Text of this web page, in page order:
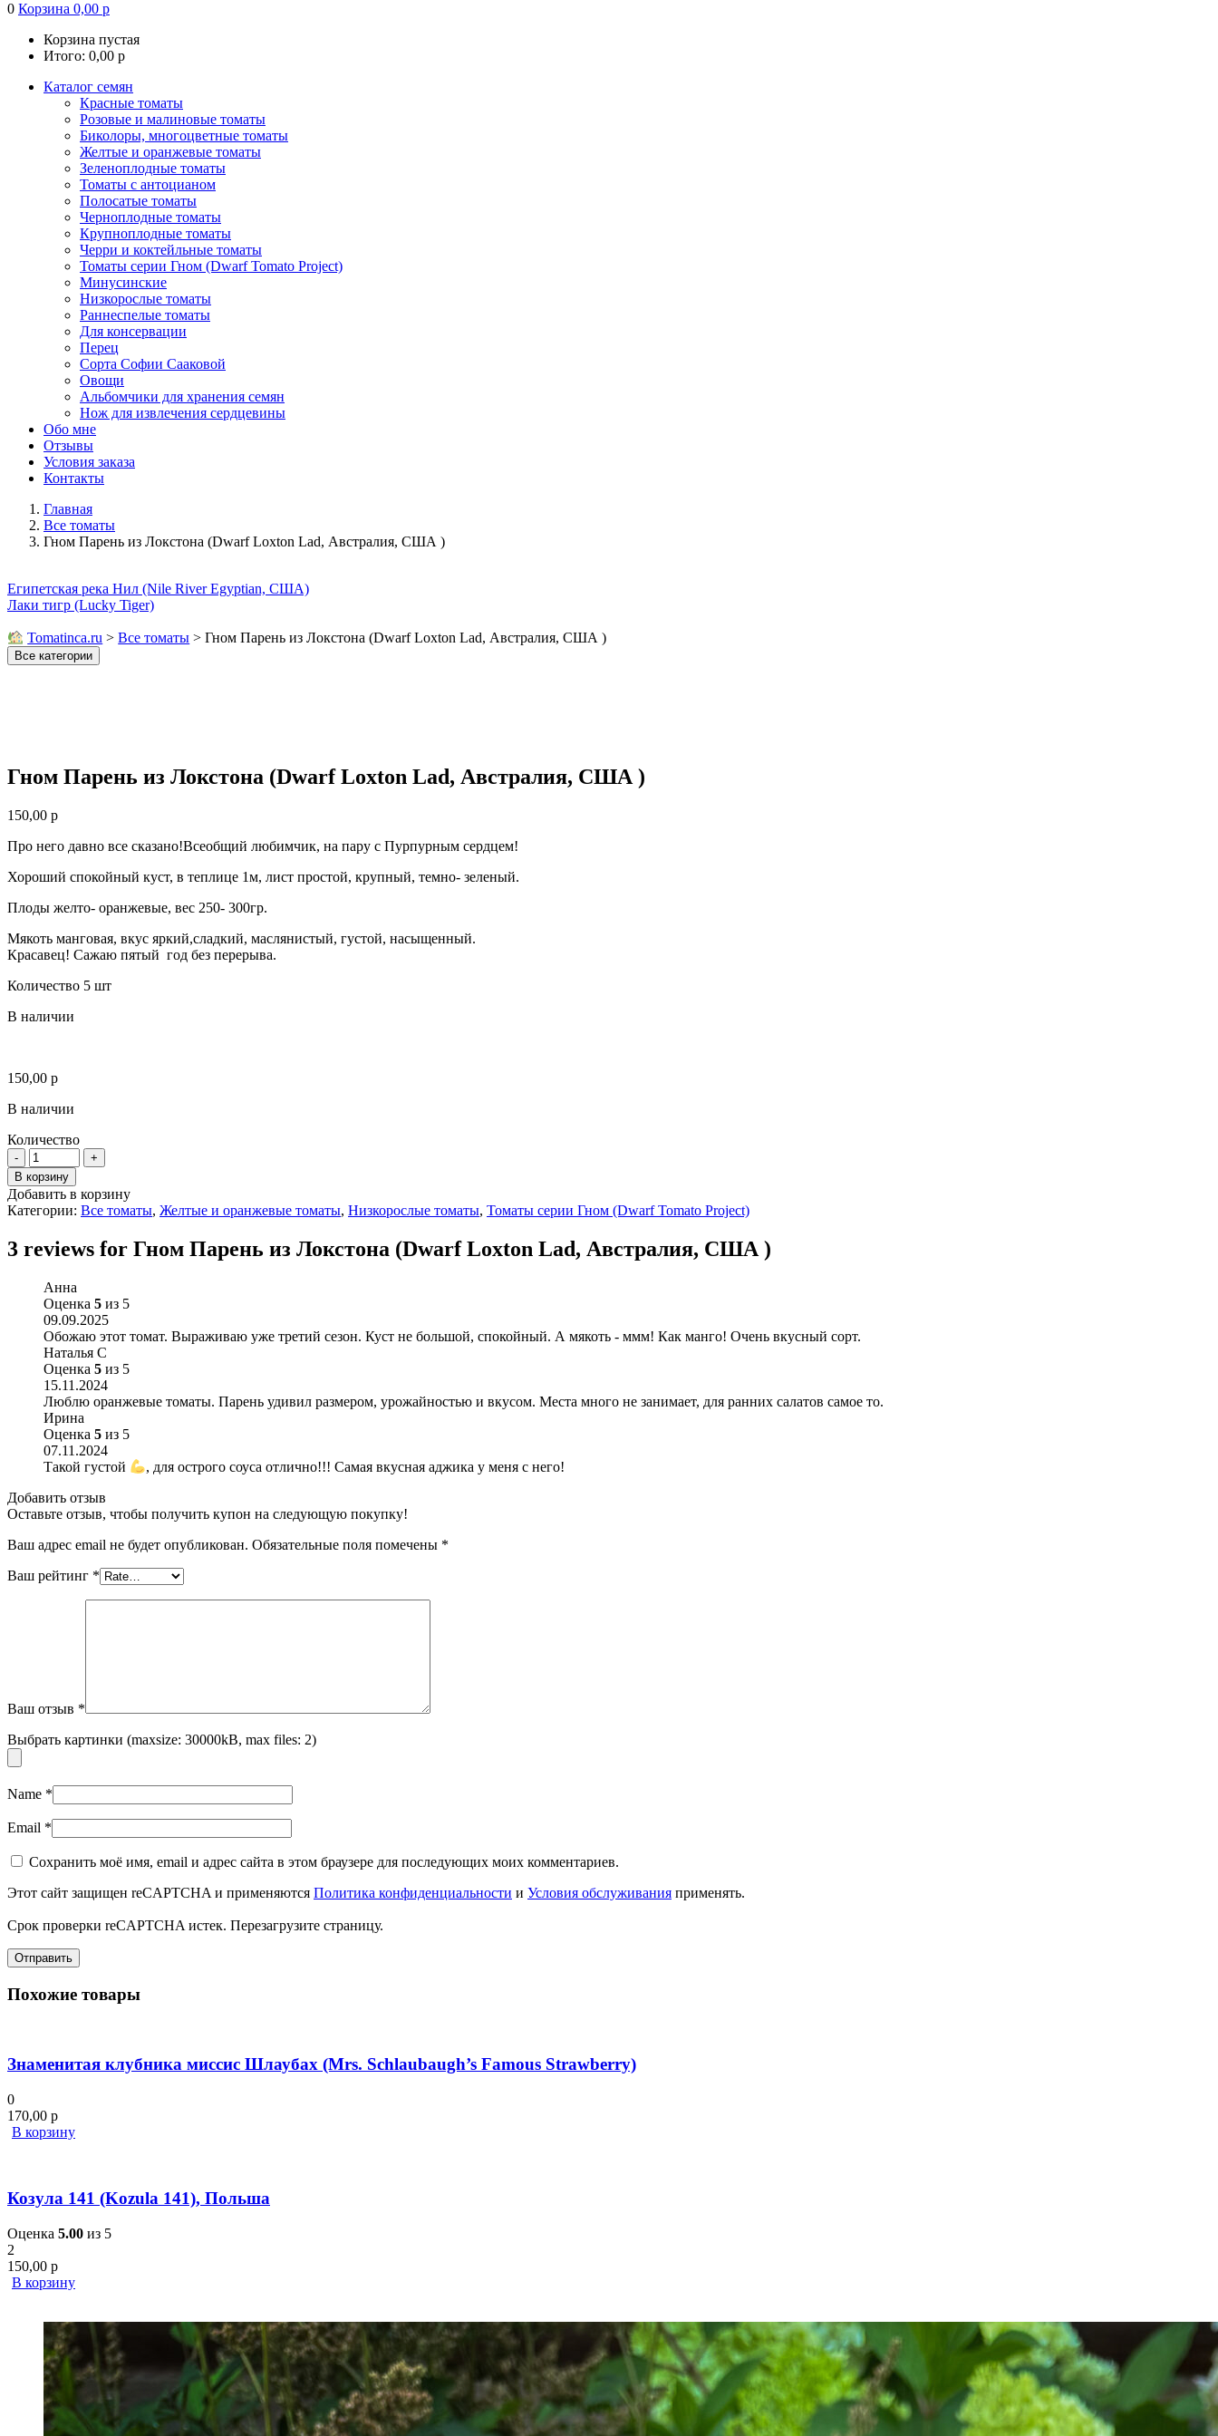
0 Корзина 0,00 р
Корзина пустая
Итого: 0,00 р
Каталог семян
Красные томаты
Розовые и малиновые томаты
Биколоры, многоцветные томаты
Желтые и оранжевые томаты
Зеленоплодные томаты
Томаты с антоцианом
Полосатые томаты
Черноплодные томаты
Крупноплодные томаты
Черри и коктейльные томаты
Томаты серии Гном (Dwarf Tomato Project)
Минусинские
Низкорослые томаты
Раннеспелые томаты
Для консервации
Перец
Сорта Софии Сааковой
Овощи
Альбомчики для хранения семян
Нож для извлечения сердцевины
Обо мне
Отзывы
Условия заказа
Контакты
Главная
Все томаты
Гном Парень из Локстона (Dwarf Loxton Lad, Австралия, США )
Египетская река Нил (Nile River Egyptian, США)
Лаки тигр (Lucky Tiger)
Tomatinсa.ru >Все томаты >Гном Парень из Локстона (Dwarf Loxton Lad, Австралия, США )
Все категории
Гном Парень из Локстона (Dwarf Loxton Lad, Австралия, США )
150,00 р
Про него давно все сказано!Всеобщий любимчик, на пару с Пурпурным сердцем!
Хороший спокойный куст, в теплице 1м, лист простой, крупный, темно- зеленый.
Плоды желто- оранжевые, вес 250- 300гр.
Мякоть манговая, вкус яркий,сладкий, маслянистый, густой, насыщенный.
Красавец! Сажаю пятый год без перерыва.
Количество 5 шт
В наличии
150,00 р
В наличии
Количество
Количество
В корзину
Добавить в корзину
Категории: Все томаты, Желтые и оранжевые томаты, Низкорослые томаты, Томаты серии Гном (Dwarf Tomato Project)
3 reviews for Гном Парень из Локстона (Dwarf Loxton Lad, Австралия, США )
Анна
Оценка 5 из 5
09.09.2025
Обожаю этот томат. Выраживаю уже третий сезон. Куст не большой, спокойный. А мякоть - ммм! Как манго! Очень вкусный сорт.
Наталья С
Оценка 5 из 5
15.11.2024
Люблю оранжевые томаты. Парень удивил размером, урожайностью и вкусом. Места много не занимает, для ранних салатов самое то.
Ирина
Оценка 5 из 5
07.11.2024
Такой густой
, для острого соуса отлично!!! Самая вкусная аджика у меня с него!
Добавить отзыв
Оставьте отзыв, чтобы получить купон на следующую покупку!
Ваш адрес email не будет опубликован. Обязательные поля помечены *
Ваш рейтинг *
Ваш отзыв *
Выбрать картинки (maxsize: 30000kB, max files: 2)
Name *
Email *
Сохранить моё имя, email и адрес сайта в этом браузере для последующих моих комментариев.
Этот сайт защищен reCAPTCHA и применяются Политика конфиденциальности и Условия обслуживания применять.
Срок проверки reCAPTCHA истек. Перезагрузите страницу.
Похожие товары
Знаменитая клубника миссис Шлаубах (Mrs. Schlaubaugh’s Famous Strawberry)
0
170,00 р
В корзину
Козула 141 (Kozula 141), Польша
Оценка 5.00 из 5
2
150,00 р
В корзину